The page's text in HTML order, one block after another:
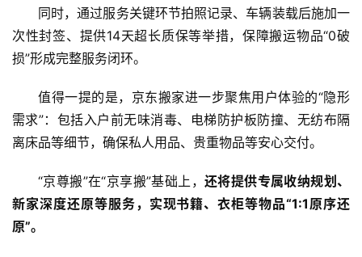
科
财
经
育
登录 注册
同时，通过服务关键环节拍照记录、车辆装载后施加一
次性封签、提供14天超长质保等举措，保障搬运物品“0破
损”形成完整服务闭环。
值得一提的是，京东搬家进一步聚焦用户体验的“隐形
需求”：包括入户前无味消毒、电梯防护板防撞、无纺布隔
离床品等细节，确保私人用品、贵重物品等安心交付。
“京尊搬”在“京享搬”基础上， 还将提供专属收纳规划、
新家深度还原等服务，实现书籍、衣柜等物品“1:1原序还
原”。